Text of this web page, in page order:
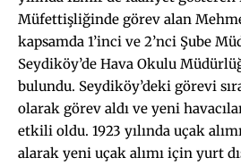
Müfettişliğinde görev alan
kapsamda 1’inci ve 2’nci Şube
Seydiköy’de Hava Okulu
bulundu. Seydiköy’deki görevi
olarak görev aldı ve yeni
etkili oldu. 1923 yılında uçak
alarak yeni uçak alımı için yurt